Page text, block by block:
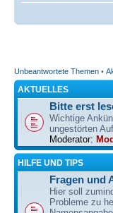
Unbeantwortete Themen •
AKTUELLES
Bitte erst
Wichtige
ungestörten
Moderator:
HILFE UND TIPS
Fragen und
Hier soll
Probleme zu